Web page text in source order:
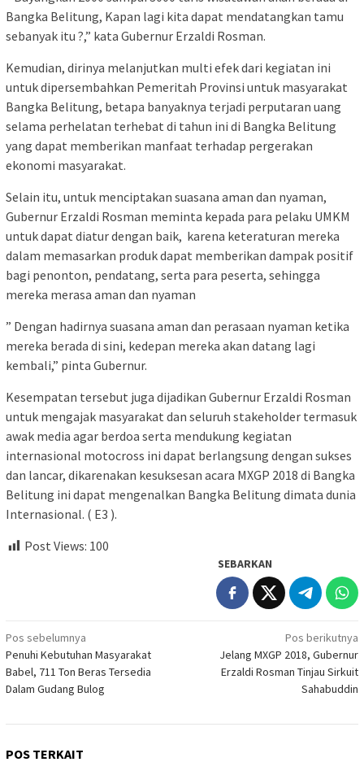
Bangka Belitung, Kapan lagi kita dapat mendatangkan tamu
sebanyak itu ?,” kata Gubernur Erzaldi Rosman.
Kemudian, dirinya melanjutkan multi efek dari kegiatan ini
untuk dipersembahkan Pemeritah Provinsi untuk masyarakat
Bangka Belitung, betapa banyaknya terjadi perputaran uang
selama perhelatan terhebat di tahun ini di Bangka Belitung
yang dapat memberikan manfaat terhadap pergerakan
ekonomi masyarakat.
Selain itu, untuk menciptakan suasana aman dan nyaman,
Gubernur Erzaldi Rosman meminta kepada para pelaku UMKM
untuk dapat diatur dengan baik, karena keteraturan mereka
dalam memasarkan produk dapat memberikan dampak positif
bagi penonton, pendatang, serta para peserta, sehingga
mereka merasa aman dan nyaman
” Dengan hadirnya suasana aman dan perasaan nyaman ketika
mereka berada di sini, kedepan mereka akan datang lagi
kembali,” pinta Gubernur.
Kesempatan tersebut juga dijadikan Gubernur Erzaldi Rosman
untuk mengajak masyarakat dan seluruh stakeholder termasuk
awak media agar berdoa serta mendukung kegiatan
internasional motocross ini dapat berlangsung dengan sukses
dan lancar, dikarenakan kesuksesan acara MXGP 2018 di Bangka
Belitung ini dapat mengenalkan Bangka Belitung dimata dunia
Internasional. ( E3 ).
Post Views: 100
SEBARKAN
Navigasi
pos
Pos sebelumnya
Penuhi Kebutuhan Masyarakat
Babel, 711 Ton Beras Tersedia
Dalam Gudang Bulog
Pos berikutnya
Jelang MXGP 2018, Gubernur
Erzaldi Rosman Tinjau Sirkuit
Sahabuddin
POS TERKAIT